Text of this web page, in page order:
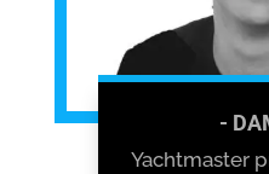
-
Yachtmaster